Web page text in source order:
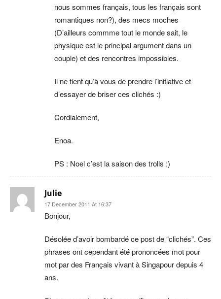
nous sommes français, tous les français sont
romantiques non?), des mecs moches
(D’ailleurs commme tout le monde sait, le
physique est le principal argument dans un
couple) et des rencontres impossibles.
Il ne tient qu’à vous de prendre l’initiative et
d’essayer de briser ces clichés :)
Cordialement,
Enoa.
PS : Noel c’est la saison des trolls :)
Julie
17 December 2011 At 16:37
Bonjour,
Désolée d’avoir bombardé ce post de “clichés”. Ces
phrases ont cependant été prononcées mot pour
mot par des Français vivant à Singapour depuis 4
ans.